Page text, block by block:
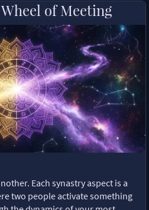
of Meeting
Each synastry aspect is a
two people activate something